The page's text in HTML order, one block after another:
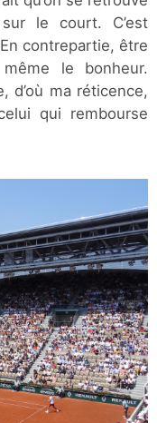
le court. C’est
contrepartie, être
le bonheur.
d’où ma réticence,
qui rembourse